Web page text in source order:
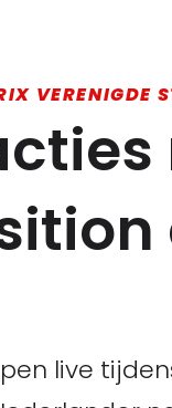
VERENIGDE
live